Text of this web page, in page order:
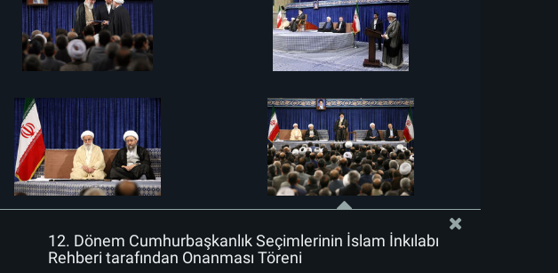
12. Dönem Cumhurbaşkanlık Seçimlerinin İslam İnkılabı
Rehberi tarafından Onanması Töreni